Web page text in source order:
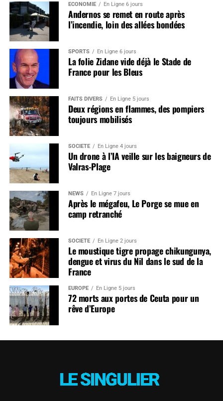
ÉCONOMIE En Ligne 6 jours
Andernos se remet en route après
l’incendie, loin des allées bondées
SPORTS En Ligne 6 jours
La folie Zidane vide déjà le Stade de
France pour les Bleus
FAITS DIVERS En Ligne 5 jours
Deux régions en flammes, des pompiers
toujours mobilisés
SOCIÉTÉ En Ligne 4 jours
Un drone à l’IA veille sur les baigneurs de
Valras-Plage
NEWS En Ligne 7 jours
Après le mégafeu, Le Porge se mue en
camp retranché
SOCIÉTÉ En Ligne 2 jours
Le moustique tigre propage chikungunya,
dengue et virus du Nil dans le sud de la
France
EUROPE En Ligne 5 jours
72 morts aux portes de Ceuta pour un
rêve d’Europe